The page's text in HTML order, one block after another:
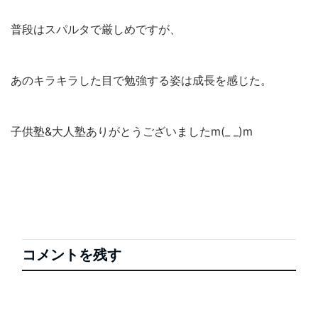
普段はスパルタで厳しめですが、
あのキラキラした目で勉強する姿は成長を感じた。
子供塾&大人塾ありがとうございましたm(_ _)m
コメントを残す